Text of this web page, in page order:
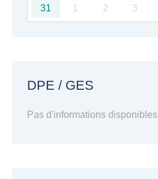
31
1 2 3
DPE / GES
Pas d'informations disponibles